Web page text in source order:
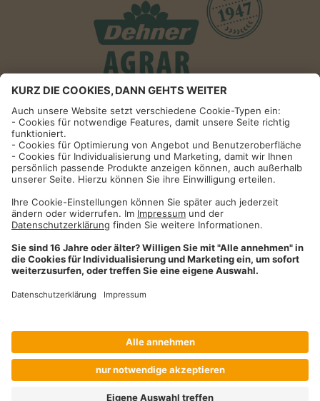
Informationen
Impressum
Datenschutzhinweise
AGB und Widerrufsbelehrung
Dehner Unternehmen
Cookie-Einstellungen
Dehner Agrar GmbH & Co. KG
09090 / 77 72 72
Fax09090 / 77 73 91
agrar@dehner.de